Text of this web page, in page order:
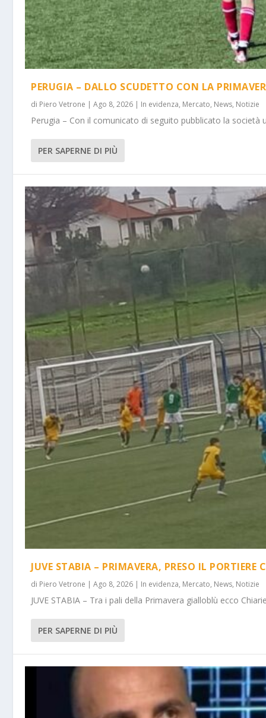
PERUGIA – DALLO SCUDETTO CON LA
di Piero Vetrone |Ago 8, 2026 | In evidenza, Mercato, News, Notizie
Perugia – Con il comunicato di seguito pubblicato la società
PER SAPERNE DI PIÙ
JUVE STABIA – PRIMAVERA, PRESO IL PORTIERE
di Piero Vetrone |Ago 8, 2026 | In evidenza, Mercato, News, Notizie
JUVE STABIA – Tra i pali della Primavera gialloblù ecco
PER SAPERNE DI PIÙ